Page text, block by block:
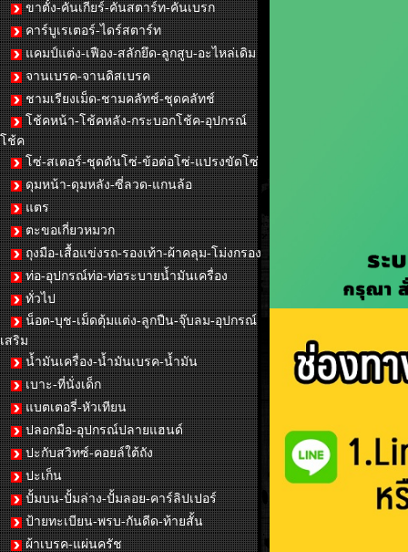
ขาตั้ง-คันเกียร์-คันสตาร์ท-คันเบรก
คาร์บูเรเตอร์-ไดร์สตาร์ท
แคมป์แต่ง-เฟือง-สลักยึด-ลูกสูบ-อะไหล่เดิม
จานเบรค-จานดิสเบรค
ชามเรียงเม็ด-ชามคลัทช์-ชุดคลัทช์
โช้คหน้า-โช้คหลัง-กระบอกโช้ค-อุปกรณ์
โช้ค
โซ่-สเตอร์-ชุดดันโซ่-ข้อต่อโซ่-แปรงขัดโซ่
ดุมหน้า-ดุมหลัง-ซี่ลวด-แกนล้อ
แตร
ตะขอเกี่ยวหมวก
ถุงมือ-เสื้อแข่งรถ-รองเท้า-ผ้าคลุม-โม่งกรอง
ท่อ-อุปกรณ์ท่อ-ท่อระบายน้ำมันเครื่อง
ทั่วไป
น็อต-บุช-เม็ดตุ้มแต่ง-ลูกปืน-จุ๊บลม-อุปกรณ์
เสริม
น้ำมันเครื่อง-น้ำมันเบรค-น้ำมัน
เบาะ-ที่นั่งเด็ก
แบตเตอรี่-หัวเทียน
ปลอกมือ-อุปกรณ์ปลายแฮนด์
ปะกับสวิทซ์-คอยล์ใต้ถัง
ปะเก็น
ปั้มบน-ปั้มล่าง-ปั้มลอย-คาร์ลิปเปอร์
ป้ายทะเบียน-พรบ-กันดีด-ท้ายสั้น
ผ้าเบรค-แผ่นครัช